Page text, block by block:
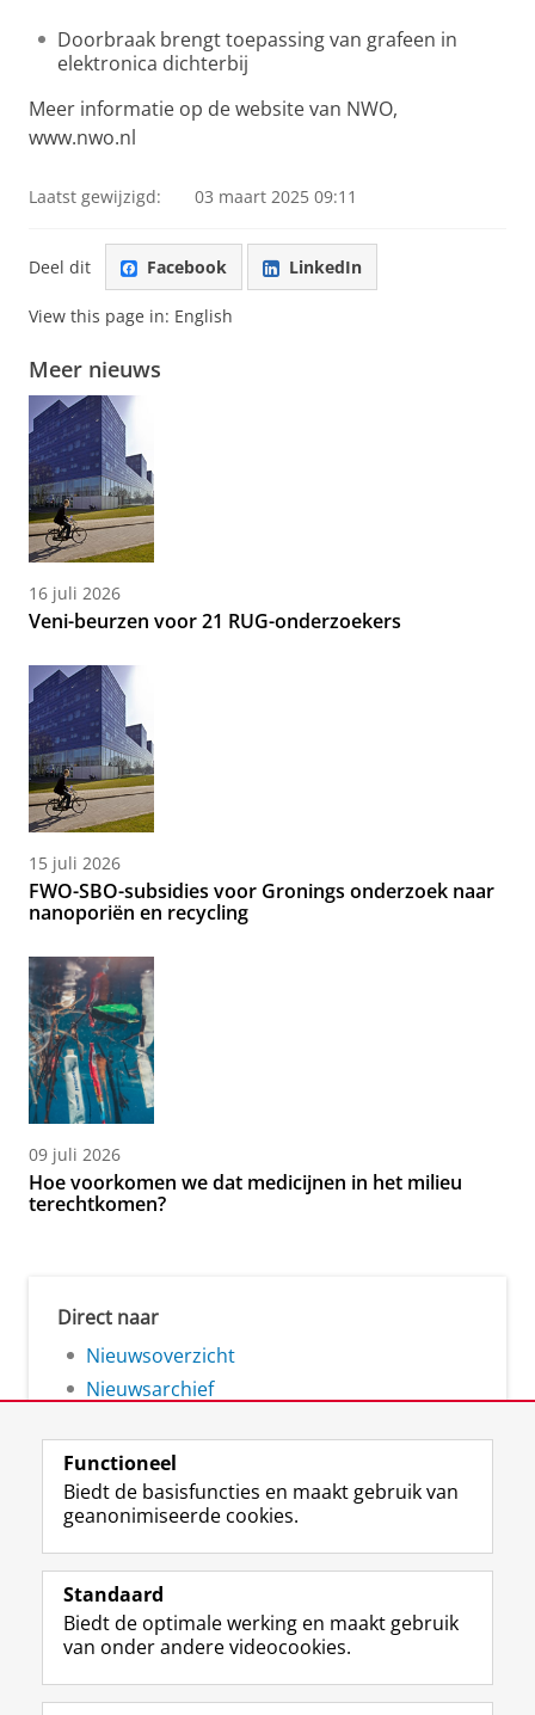
Doorbraak brengt toepassing van grafeen in
elektronica dichterbij
Meer informatie op de website van NWO,
www.nwo.nl
Laatst gewijzigd: 03 maart 2025 09:11
Deel dit Facebook LinkedIn
View this page in: English
Meer nieuws
16 juli 2026
Veni-beurzen voor 21 RUG-onderzoekers
15 juli 2026
FWO-SBO-subsidies voor Gronings onderzoek naar
nanoporiën en recycling
09 juli 2026
Hoe voorkomen we dat medicijnen in het milieu
terechtkomen?
Direct naar
Nieuwsoverzicht
Nieuwsarchief
Volg de RUG
F
a
e
b
o
L
i
k
e
I
R
S
-
f
e
I
n
t
r
Y
o
T
e
Studiekiezers
Functioneel
Biedt de basisfuncties en maakt gebruik van
geanonimiseerde cookies.
Standaard
Biedt de optimale werking en maakt gebruik
van onder andere videocookies.